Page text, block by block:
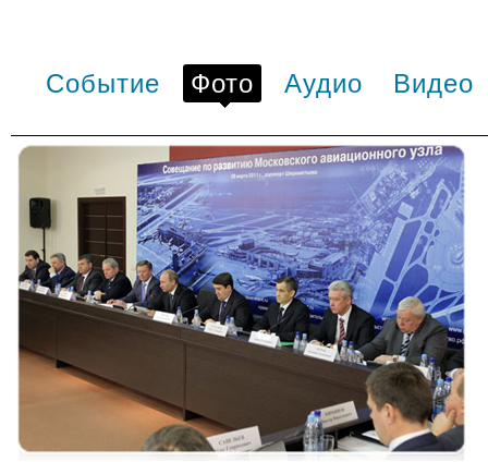
Событие Фото Аудио Видео